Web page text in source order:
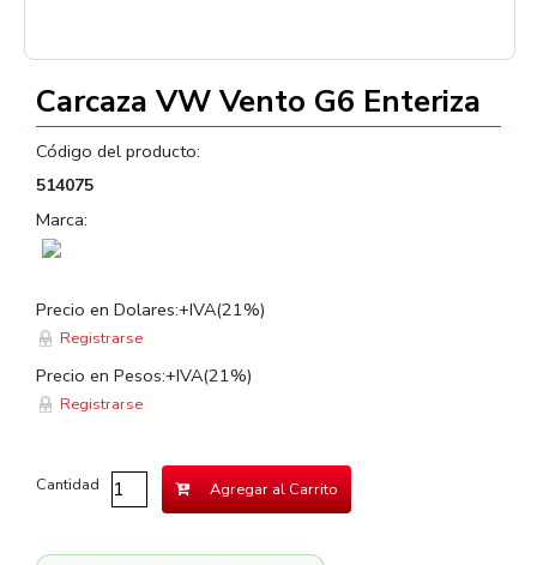
Carcaza VW Vento G6 Enteriza
Código del producto:
514075
Marca:
Precio en Dolares:+IVA(21%)
Registrarse
Precio en Pesos:+IVA(21%)
Registrarse
Cantidad Agregar al Carrito